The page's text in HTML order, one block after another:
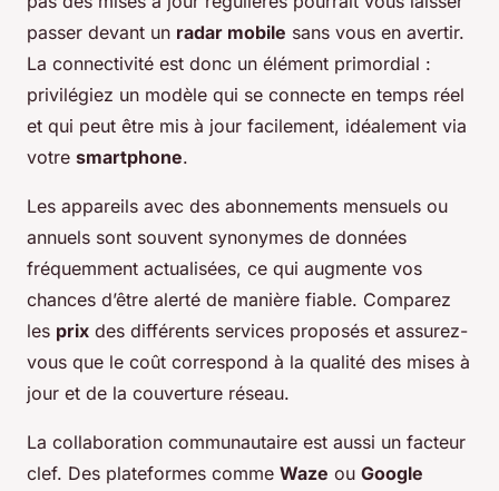
passer devant un radar mobile sans vous en avertir.
La connectivité est donc un élément primordial :
privilégiez un modèle qui se connecte en temps réel
et qui peut être mis à jour facilement, idéalement via
votre smartphone.
Les appareils avec des abonnements mensuels ou
annuels sont souvent synonymes de données
fréquemment actualisées, ce qui augmente vos
chances d’être alerté de manière fiable. Comparez
les prix des différents services proposés et assurez-
vous que le coût correspond à la qualité des mises à
jour et de la couverture réseau.
La collaboration communautaire est aussi un facteur
clef. Des plateformes comme Waze ou Google